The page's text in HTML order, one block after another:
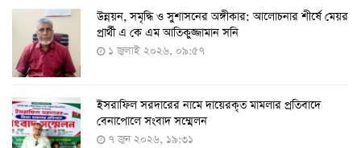
২৪ ঘণ্টায় ২১২ জনের করোনা শনাক্ত, মৃত্যু নেই
১৭ আগস্ট ২০২২, ১৯:০০
৫-১১ বছরের শিশুদের পরীক্ষামূলক টিকা প্রয়োগ শুরু আজ
১১ আগস্ট ২০২২, ১২:০৯
​উন্নয়ন, সমৃদ্ধি ও সুশাসনের অঙ্গীকার: আলোচনার শীর্ষে মেয়র
প্রার্থী এ কে এম আতিকুজ্জামান সনি
১ জুলাই ২০২৬, ০৯:৫৭
ইসরাফিল সরদারের নামে দায়েরকৃত মামলার প্রতিবাদে
বেনাপোলে সংবাদ সম্মেলন
৭ জুন ২০২৬, ১৯:৩১